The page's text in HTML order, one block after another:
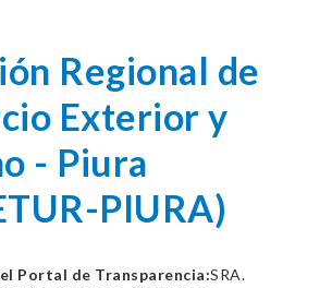
Regional de
Exterior y
- Piura
PIURA)
Portal de Transparencia:SRA.